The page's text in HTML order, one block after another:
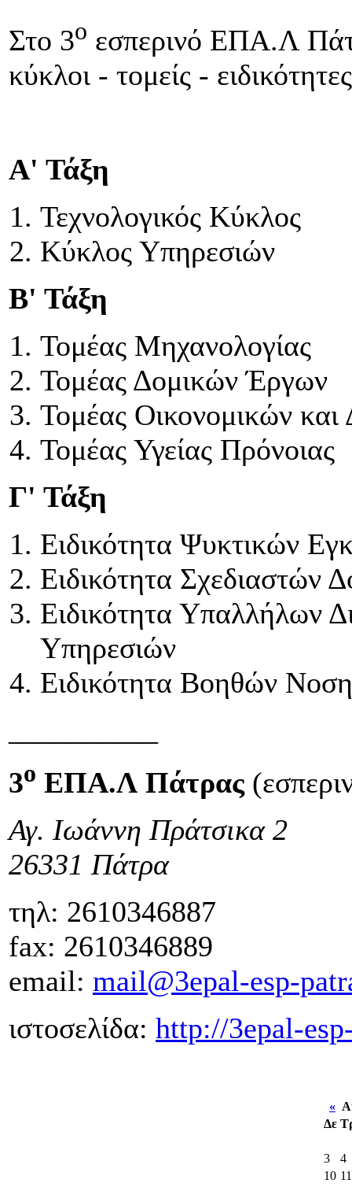
Στο 3ο εσπερινό ΕΠΑ.Λ
κύκλοι - τομείς -
Α' Τάξη
Τεχνολογικός Κύκλος
Κύκλος Υπηρεσιών
Β' Τάξη
Τομέας Μηχανολογίας
Τομέας Δομικών Έργων
Τομέας Οικονομικών και
Τομέας Υγείας Πρόνοιας
Γ' Τάξη
Ειδικότητα Ψυκτικών
Ειδικότητα Σχεδιαστών
Ειδικότητα Υπαλλήλων
Υπηρεσιών
Ειδικότητα Βοηθών
3ο ΕΠΑ.Λ Πάτρας
Αγ. Ιωάννη Πράτσικα 2
26331 Πάτρα
τηλ:
fax: 2610346889
email: mail@3epal-esp-
ιστοσελίδα: http://3epal-
«
Δε
3
4
10 11